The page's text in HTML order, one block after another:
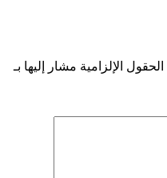
الحقول الإلزامية مشار إليها بـ